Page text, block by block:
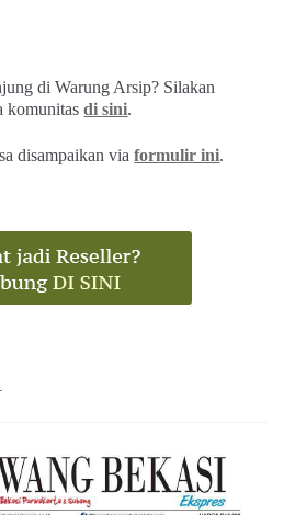
di Warung Arsip? Silakan
komunitasdi sini.
disampaikan viaformulir ini.